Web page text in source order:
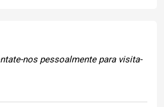
nos pessoalmente para visita-